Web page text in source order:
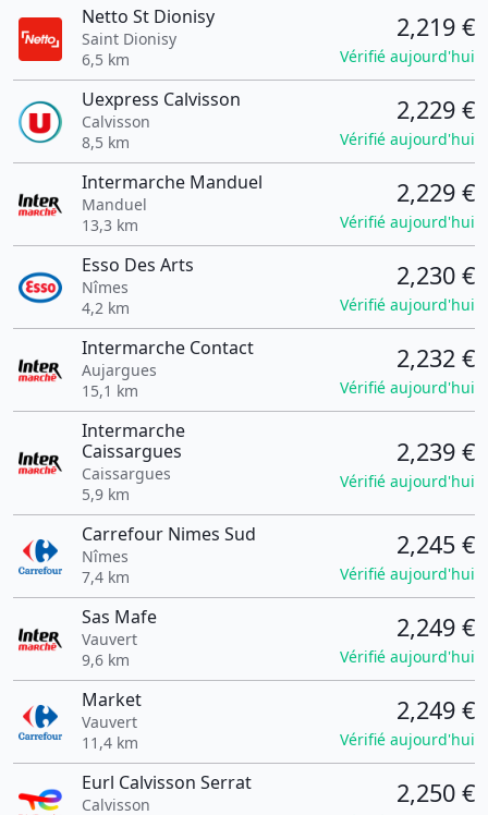
Netto St Dionisy
Saint Dionisy
6,5 km
2,219 €
Vérifié aujourd'hui
Uexpress Calvisson
Calvisson
8,5 km
2,229 €
Vérifié aujourd'hui
Intermarche Manduel
Manduel
13,3 km
2,229 €
Vérifié aujourd'hui
Esso Des Arts
Nîmes
4,2 km
2,230 €
Vérifié aujourd'hui
Intermarche Contact
Aujargues
15,1 km
2,232 €
Vérifié aujourd'hui
Intermarche
Caissargues
Caissargues
5,9 km
2,239 €
Vérifié aujourd'hui
Carrefour Nimes Sud
Nîmes
7,4 km
2,245 €
Vérifié aujourd'hui
Sas Mafe
Vauvert
9,6 km
2,249 €
Vérifié aujourd'hui
Market
Vauvert
11,4 km
2,249 €
Vérifié aujourd'hui
Eurl Calvisson Serrat
Calvisson
2,250 €